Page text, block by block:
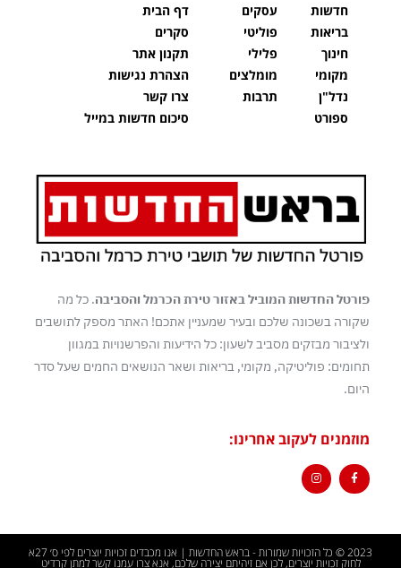
חדשות
בריאות
חינוך
מקומי
נדל"ן
ספורט
עסקים
פוליטי
פלילי
מומלצים
תרבות
דף הבית
סקרים
תקנון אתר
הצהרת נגישות
צרו קשר
סיכום חדשות במייל
פורטל החדשות המוביל באזור טירת הכרמל והסביבה. כל מה
שקורה בשכונה שלכם ובעיר שמעניין אתכם! האתר מספק לתושבים
ולציבור מבזקים מסביב לשעון: כל הידיעות והפרשנויות במגוון
תחומים: פוליטיקה, מקומי, בריאות ושאר הנושאים החמים שעל סדר
היום.
מוזמנים לעקוב אחרינו:
2023 © כל הזכויות שמורות - בראש החדשות | אנו מכבדים זכויות יוצרים לפי ס׳ 27א
לחוק זכויות יוצרים, לכן אם זיהיתם יצירה שלכם, אנא צרו עמנו קשר למתן קרדיט